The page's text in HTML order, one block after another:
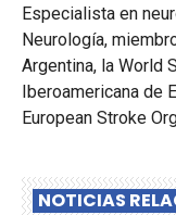
Especialista en
Neurología,
Argentina, la World
Iberoamericana de
European Stroke
NOTICIAS